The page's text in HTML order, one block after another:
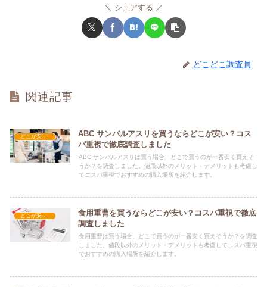
シェアする
どこどこ調査員
関連記事
どこが安い？-食品・食材
ABC サンバルアスリを買うならどこが安い？コス
パ重視で徹底調査しました
ABC サンバルアスリは買う場合、どこで買うのが一番安く買えそ
うか？を調査しました。値段以外のメリット・デメリットも考慮し
てコスパ重視でおすすめの購入場所を紹介します。
どこが安い？-食品・食材
食用重曹を買うならどこが安い？コスパ重視で徹底
調査しました
食用重曹は買う場合、どこで買うのが一番安く買えそうか？を調査
しました。値段以外のメリット・デメリットも考慮してコスパ重視
でおすすめの購入場所を紹介します。